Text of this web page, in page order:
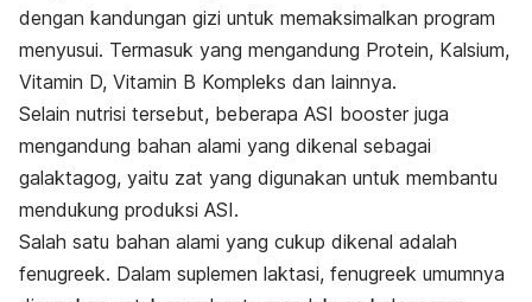
dengan kandungan gizi untuk memaksimalkan program
menyusui. Termasuk yang mengandung Protein, Kalsium,
Vitamin D, Vitamin B Kompleks dan lainnya.
Selain nutrisi tersebut, beberapa ASI booster juga
mengandung bahan alami yang dikenal sebagai
galaktagog, yaitu zat yang digunakan untuk membantu
mendukung produksi ASI.
Salah satu bahan alami yang cukup dikenal adalah
fenugreek. Dalam suplemen laktasi, fenugreek umumnya